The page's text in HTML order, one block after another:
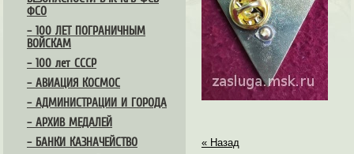
ФСО
– 100 ЛЕТ ПОГРАНИЧНЫМ
ВОЙСКАМ
– 100 лет СССР
– АВИАЦИЯ КОСМОС
– АДМИНИСТРАЦИИ И ГОРОДА
– АРХИВ МЕДАЛЕЙ
– БАНКИ КАЗНАЧЕЙСТВО
« Назад